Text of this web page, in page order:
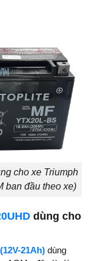
cho xe Triumph
ban đầu theo xe)
dùng cho
21Ah) dùng